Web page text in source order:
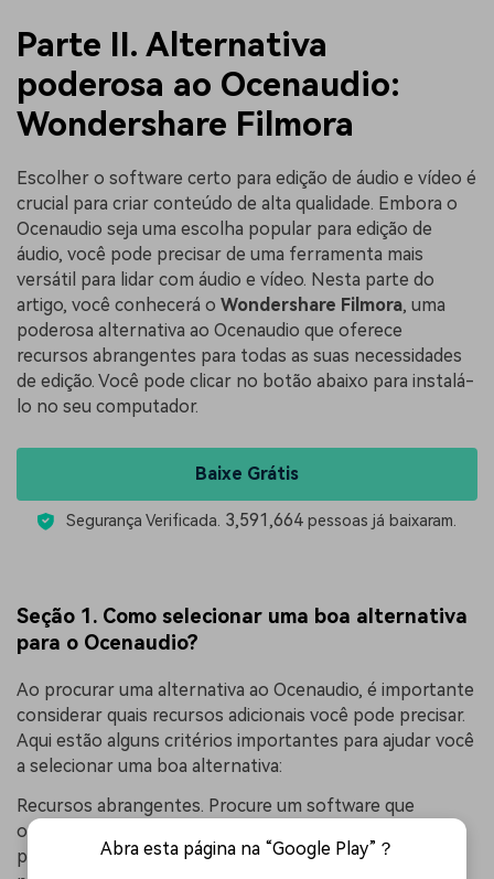
Parte II. Alternativa
poderosa ao Ocenaudio:
Wondershare Filmora
Escolher o software certo para edição de áudio e vídeo é
crucial para criar conteúdo de alta qualidade. Embora o
Ocenaudio seja uma escolha popular para edição de
áudio, você pode precisar de uma ferramenta mais
versátil para lidar com áudio e vídeo. Nesta parte do
artigo, você conhecerá o Wondershare Filmora, uma
poderosa alternativa ao Ocenaudio que oferece
recursos abrangentes para todas as suas necessidades
de edição. Você pode clicar no botão abaixo para instalá-
lo no seu computador.
Baixe Grátis
Segurança Verificada. 3,591,664pessoas já baixaram.
Seção 1. Como selecionar uma boa alternativa
para o Ocenaudio?
Ao procurar uma alternativa ao Ocenaudio, é importante
considerar quais recursos adicionais você pode precisar.
Aqui estão alguns critérios importantes para ajudar você
a selecionar uma boa alternativa:
Recursos abrangentes. Procure um software que
ofereça recursos de edição de áudio e vídeo. Isso
permitirá que você lide com todos os aspectos do seu
Abra esta página na “Google Play”？